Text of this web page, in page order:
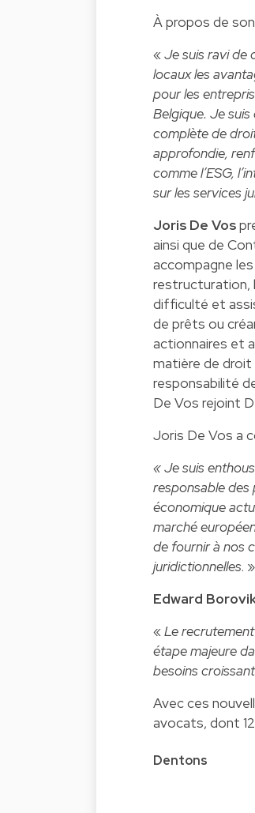
À propos de
«Je suis ravi de
locaux les
pour les
Belgique. Je
complète de
approfondie,
comme l’ESG,
sur les services
Joris De Vos
ainsi que de
accompagne
restructuration,
difficulté et
de prêts ou
actionnaires et
matière de
responsabilité
De Vos rejoint
Joris De Vos a
« Je suis
responsable des
économique
marché
de fournir à nos
juridictionnelles. »
Edward
«Le
étape majeure
besoins
Avec ces
avocats, dont
Dentons